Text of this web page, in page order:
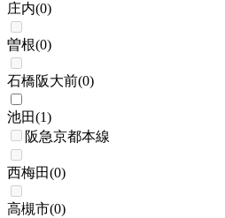
庄内(0)
曽根(0)
石橋阪大前(0)
池田(1)
阪急京都本線
西梅田(0)
高槻市(0)